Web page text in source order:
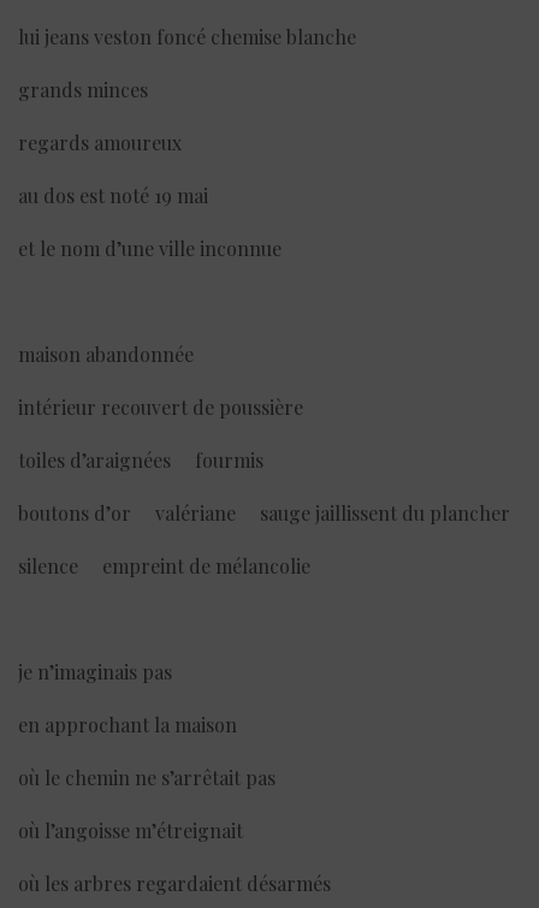
lui jeans veston foncé chemise blanche
grands minces
regards amoureux
au dos est noté 19 mai
et le nom d’une ville inconnue
maison abandonnée
intérieur recouvert de poussière
toiles d’araignées fourmis
boutons d’or valériane sauge jaillissent du plancher
silence empreint de mélancolie
je n’imaginais pas
en approchant la maison
où le chemin ne s’arrêtait pas
où l’angoisse m’étreignait
où les arbres regardaient désarmés